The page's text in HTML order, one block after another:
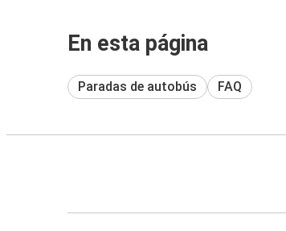
En esta página
Paradas de autobús FAQ